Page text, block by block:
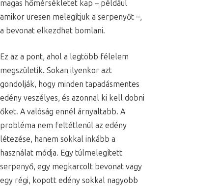
magas hőmérsékletet kap – például
amikor üresen melegítjük a serpenyőt –,
a bevonat elkezdhet bomlani.
Ez az a pont, ahol a legtöbb félelem
megszületik. Sokan ilyenkor azt
gondolják, hogy minden tapadásmentes
edény veszélyes, és azonnal ki kell dobni
őket. A valóság ennél árnyaltabb. A
probléma nem feltétlenül az edény
létezése, hanem sokkal inkább a
használat módja. Egy túlmelegített
serpenyő, egy megkarcolt bevonat vagy
egy régi, kopott edény sokkal nagyobb